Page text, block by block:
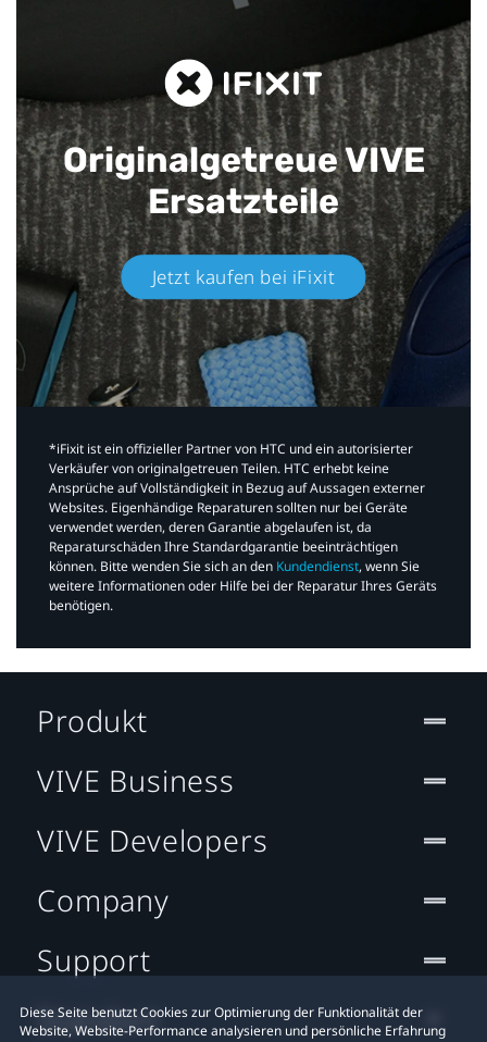
Originalgetreue VIVE
Ersatzteile
Jetzt kaufen bei iFixit​
*iFixit ist ein offizieller Partner von HTC und ein autorisierter
Verkäufer von originalgetreuen Teilen. HTC erhebt keine
Ansprüche auf Vollständigkeit in Bezug auf Aussagen externer
Websites. Eigenhändige Reparaturen sollten nur bei Geräte
verwendet werden, deren Garantie abgelaufen ist, da
Reparaturschäden Ihre Standardgarantie beeinträchtigen
können. Bitte wenden Sie sich an den Kundendienst, wenn Sie
weitere Informationen oder Hilfe bei der Reparatur Ihres Geräts
benötigen.​
Diese Seite benutzt Cookies zur Optimierung der Funktionalität der
Website, Website-Performance analysieren und persönliche Erfahrung
Produkt
VIVE Business
VIVE Developers
Company
Support
Standort